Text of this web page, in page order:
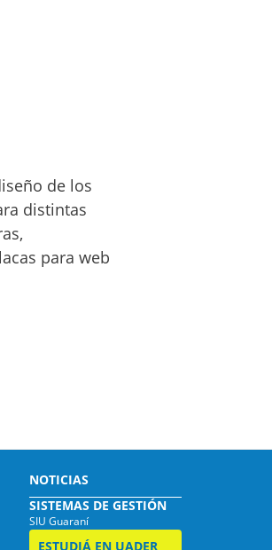
de los
distintas
para web
NOTICIAS
SISTEMAS DE GESTIÓN
SIU Guaraní
ESTUDIÁ EN UADER